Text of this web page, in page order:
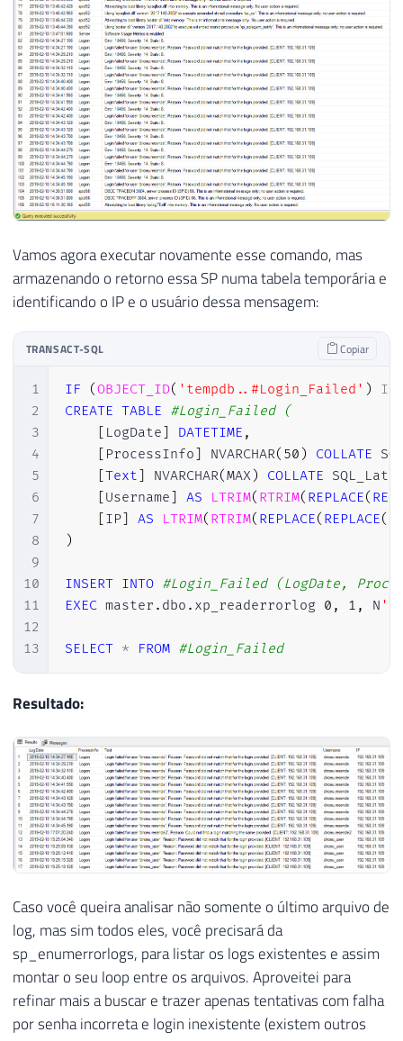
Vamos agora executar novamente esse comando, mas
armazenando o retorno essa SP numa tabela temporária e
identificando o IP e o usuário dessa mensagem:
TRANSACT-SQL Copiar
1
2
3
4
5
6
7
8
9
10
11
12
13
IF (OBJECT_ID( 'tempdb..#Login_Failed' )
IS
CREATE TABLE #Login_Failed (
[ LogDate] DATETIME ,
[ ProcessInfo] NVARCHAR( 50 ) COLLATE
[Text] NVARCHAR(MAX) COLLATE
[Username] AS LTRIM( RTRIM( REPLACE(
[IP] AS LTRIM( RTRIM( REPLACE( REPLACE(
)
INSERT INTO #Login_Failed (LogDate,
EXEC master . dbo . xp_readerrorlog 0 , 1 , N
SELECT * FROM #Login_Failed
Resultado:
Caso você queira analisar não somente o último arquivo de
log, mas sim todos eles, você precisará da
sp_enumerrorlogs, para listar os logs existentes e assim
montar o seu loop entre os arquivos. Aproveitei para
refinar mais a buscar e trazer apenas tentativas com falha
por senha incorreta e login inexistente (existem outros